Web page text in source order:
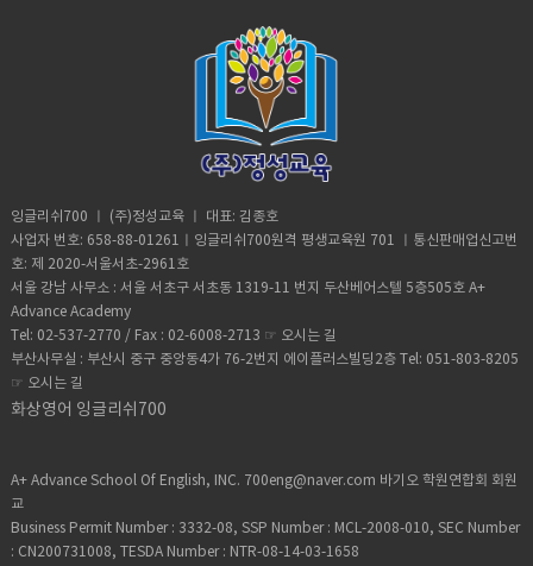
잉글리쉬700 ㅣ (주)정성교육 ㅣ 대표: 김종호
사업자 번호: 658-88-01261ㅣ잉글리쉬700원격 평생교육원 701 ㅣ통신판매업신고번
호: 제 2020-서울서초-2961호
서울 강남 사무소 : 서울 서초구 서초동 1319-11 번지 두산베어스텔 5층505호 A+
Advance Academy
Tel: 02-537-2770 / Fax : 02-6008-2713 ☞ 오시는 길
부산사무실 : 부산시 중구 중앙동4가 76-2번지 에이플러스빌딩2층 Tel: 051-803-8205
☞ 오시는 길
화상영어 잉글리쉬700
A+ Advance School Of English, INC. 700eng@naver.com 바기오 학원연합회 회원
교
Business Permit Number : 3332-08, SSP Number : MCL-2008-010, SEC Number
: CN200731008, TESDA Number : NTR-08-14-03-1658